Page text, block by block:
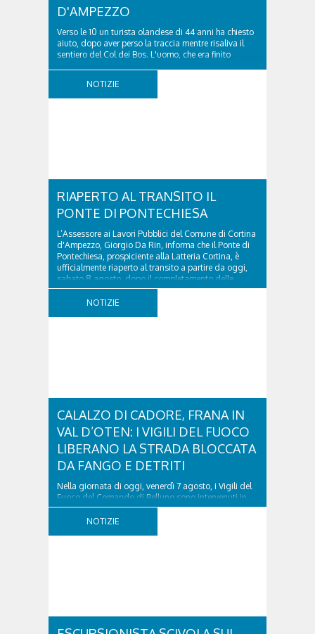
D'AMPEZZO
Verso le 10 un turista olandese di 44 anni ha chiesto
aiuto, dopo aver perso la traccia mentre risaliva il
sentiero del Col dei Bos. L'uomo, che era finito
Torri del Falzarego, era...
NOTIZIE
RIAPERTO AL TRANSITO IL
PONTE DI PONTECHIESA
L’Assessore ai Lavori Pubblici del Comune di Cortina
d'Ampezzo, Giorgio Da Rin, informa che il Ponte di
Pontechiesa, prospiciente alla Latteria Cortina, è
ufficialmente riaperto al transito a partire da oggi,
sabato 8 agosto, dopo il completamento delle
verifiche e il positivo collaudo...
NOTIZIE
CALALZO DI CADORE, FRANA IN
VAL D’OTEN: I VIGILI DEL FUOCO
LIBERANO LA STRADA BLOCCATA
DA FANGO E DETRITI
Nella giornata di oggi, venerdì 7 agosto, i Vigili del
Fuoco del Comando di Belluno sono intervenuti in
località Diassa, in Val d’Oten, nel comune di Calalzo
di Cadore, per liberare una strada rimasta bloccata
NOTIZIE